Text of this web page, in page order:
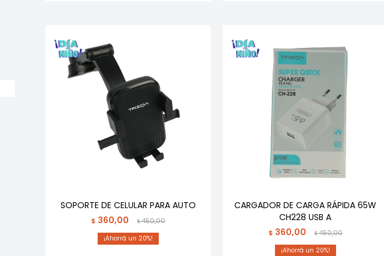
SOPORTE DE CELULAR PARA AUTO
$ 360,00 $450,00
20
CARGADOR DE CARGA RÁPIDA 65W
CH228 USB A
$ 360,00 $450,00
20